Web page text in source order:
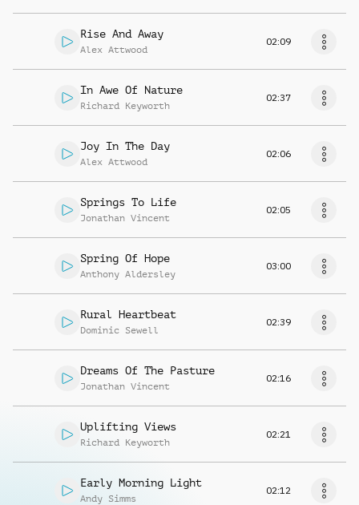
Rise And Away
Alex Attwood
02:09
In Awe Of Nature
Richard Keyworth
02:37
Joy In The Day
Alex Attwood
02:06
Springs To Life
Jonathan Vincent
02:05
Spring Of Hope
Anthony Aldersley
03:00
Rural Heartbeat
Dominic Sewell
02:39
Dreams Of The Pasture
Jonathan Vincent
02:16
Uplifting Views
Richard Keyworth
02:21
Early Morning Light
Andy Simms
02:12